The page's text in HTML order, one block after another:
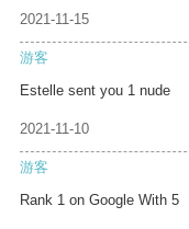
2021-11-15
游客
Estelle sent you 1 nude
2021-11-10
游客
Rank 1 on Google With 5